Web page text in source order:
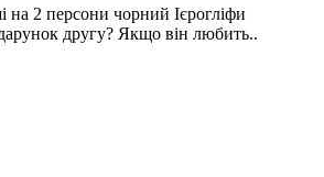
на 2 персони чорний Ієрогліфи
другу? Якщо він любить..